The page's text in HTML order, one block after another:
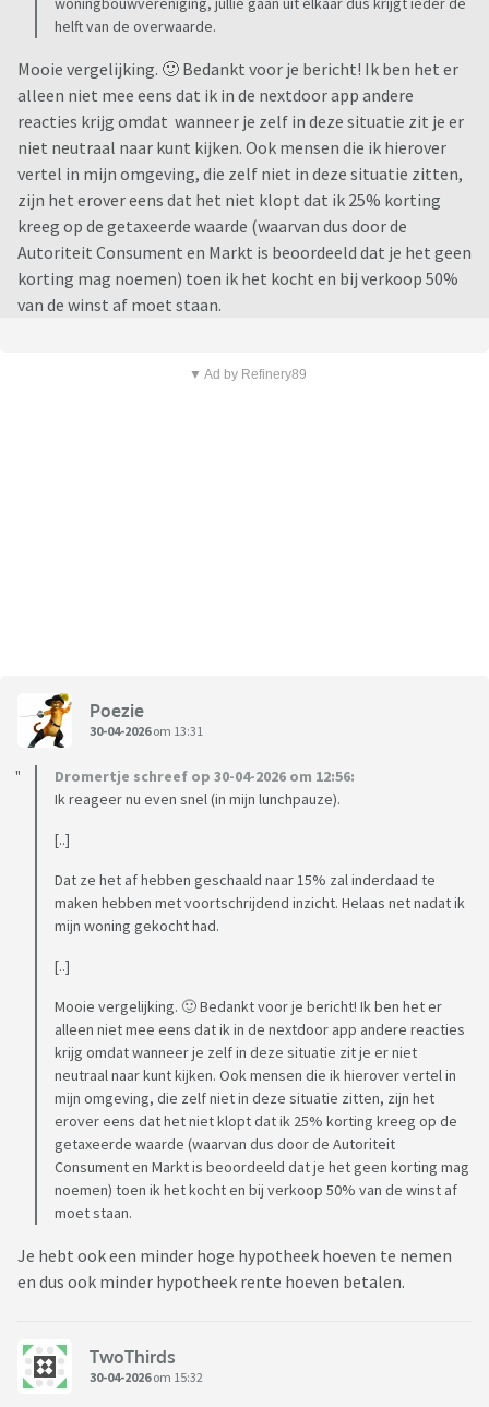
helft van de overwaarde.
Mooie vergelijking. 🙂 Bedankt voor je bericht! Ik ben het er
alleen niet mee eens dat ik in de nextdoor app andere
reacties krijg omdat wanneer je zelf in deze situatie zit je er
niet neutraal naar kunt kijken. Ook mensen die ik hierover
vertel in mijn omgeving, die zelf niet in deze situatie zitten,
zijn het erover eens dat het niet klopt dat ik 25% korting
kreeg op de getaxeerde waarde (waarvan dus door de
Autoriteit Consument en Markt is beoordeeld dat je het geen
korting mag noemen) toen ik het kocht en bij verkoop 50%
van de winst af moet staan.
▼ Ad by Refinery89
Poezie
30-04-2026om 13:31
Dromertje schreef op 30-04-2026 om 12:56:
Ik reageer nu even snel (in mijn lunchpauze).
[..]
Dat ze het af hebben geschaald naar 15% zal inderdaad te
maken hebben met voortschrijdend inzicht. Helaas net nadat ik
mijn woning gekocht had.
[..]
Mooie vergelijking. 🙂 Bedankt voor je bericht! Ik ben het er
alleen niet mee eens dat ik in de nextdoor app andere reacties
krijg omdat wanneer je zelf in deze situatie zit je er niet
neutraal naar kunt kijken. Ook mensen die ik hierover vertel in
mijn omgeving, die zelf niet in deze situatie zitten, zijn het
erover eens dat het niet klopt dat ik 25% korting kreeg op de
getaxeerde waarde (waarvan dus door de Autoriteit
Consument en Markt is beoordeeld dat je het geen korting mag
noemen) toen ik het kocht en bij verkoop 50% van de winst af
moet staan.
Je hebt ook een minder hoge hypotheek hoeven te nemen
en dus ook minder hypotheek rente hoeven betalen.
TwoThirds
30-04-2026om 15:32